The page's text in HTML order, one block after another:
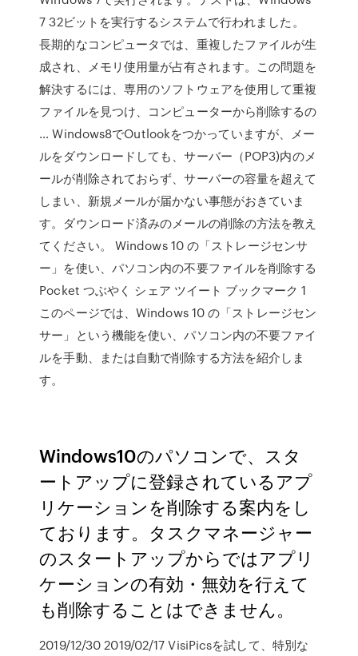
7 32ビットを実行するシステムで行われました。
長期的なコンピュータでは、重複したファイルが生
成され、メモリ使用量が占有されます。この問題を
解決するには、専用のソフトウェアを使用して重複
ファイルを見つけ、コンピューターから削除するの
… Windows8でOutlookをつかっていますが、メー
ルをダウンロードしても、サーバー（POP3)内のメ
ールが削除されておらず、サーバーの容量を超えて
しまい、新規メールが届かない事態がおきていま
す。ダウンロード済みのメールの削除の方法を教え
てください。 Windows 10 の「ストレージセンサ
ー」を使い、パソコン内の不要ファイルを削除する
Pocket つぶやく シェア ツイート ブックマーク 1
このページでは、Windows 10 の「ストレージセン
サー」という機能を使い、パソコン内の不要ファイ
ルを手動、または自動で削除する方法を紹介しま
す。
Windows10のパソコンで、スタ
ートアップに登録されているアプ
リケーションを削除する案内をし
ております。タスクマネージャー
のスタートアップからではアプリ
ケーションの有効・無効を行えて
も削除することはできません。
2019/12/30 2019/02/17 VisiPicsを試して、特別な